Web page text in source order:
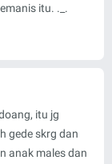
itu. ._.
itu jg
gede skrg dan
anak males dan